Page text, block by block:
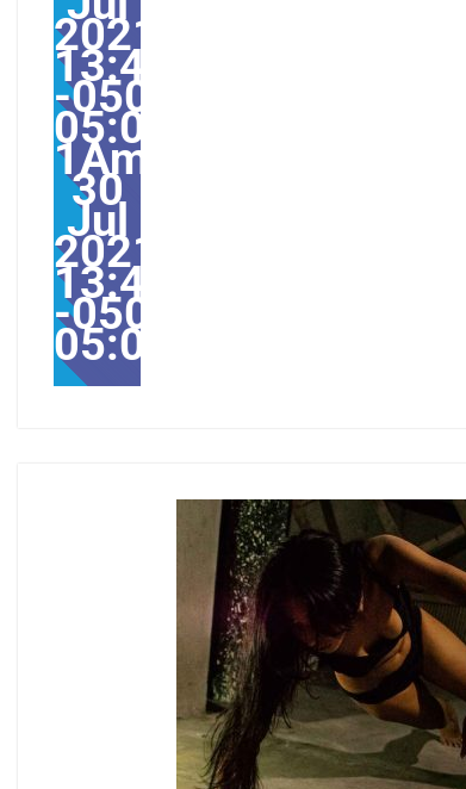
2021
13:47:00
-0500-
05:00-
1America/
30
Jul
2021
13:47:00
-0500-
05:00America/